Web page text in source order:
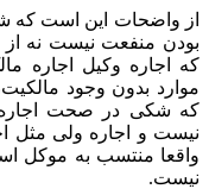
از واضحات این است که
بودن منفعت نیست نه از
که اجاره وکیل اجاره
موارد بدون وجود
که شکی در صحت اجاره
نیست و اجاره ولی مثل
واقعا منتسب به موکل
نیست.